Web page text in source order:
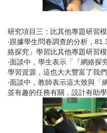
研究項目三：比其他專題研習
‧跟據學生問卷調查的分析，
絡探究」學習比其他專題研習
‧面談中，學生表示「『網絡探
學習資源，這也大大豐富了我們
‧面談中，教師表示這大致與「
並有趣的任務有關，設計有助